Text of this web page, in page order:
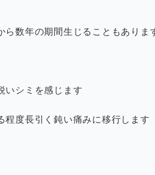
ら数年の期間生じることもありま
いシミを感じます
程度長引く鈍い痛みに移行します